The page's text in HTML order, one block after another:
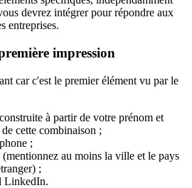
devrez intégrer pour répondre aux
entreprises.
impression
car c'est le premier élément vu par le
à partir de votre prénom et
cette combinaison ;
;
(mentionnez au moins la ville et le pays
;
LinkedIn.